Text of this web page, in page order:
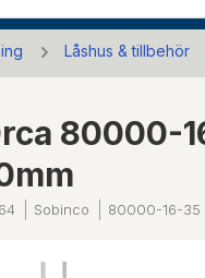
Låshus & tillbehör
80000-
Sobinco 80000-16-35